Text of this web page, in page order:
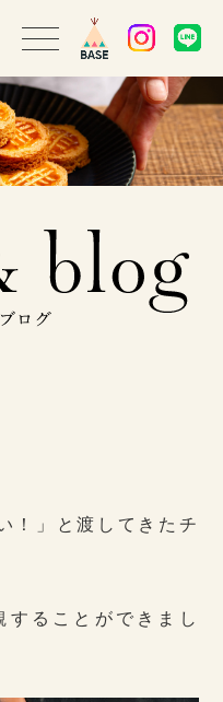
！」と渡してきたチ
することができまし